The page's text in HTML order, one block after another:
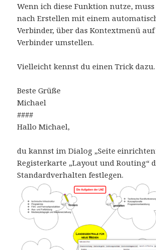
Wenn ich diese Funktion nutze,
nach Erstellen mit einem
Verbinder, über das Kontextmenü auf
Verbinder umstellen.
Vielleicht kennst du einen Trick dazu.
Beste Grüße
Michael
####
Hallo Michael,
du kannst im Dialog „Seite
Registerkarte „Layout und Routing“
Standardverhalten festlegen.